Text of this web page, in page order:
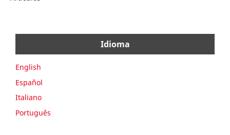
Idioma
English
Español
Italiano
Português